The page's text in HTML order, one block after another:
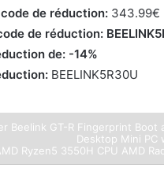
de réduction: 343.99€
de réduction:
de: -14%
BEELINK5R30U
Beelink GT-R Fingerprint Boot
Desktop Mini PC
Ryzen5 3550H CPU AMD